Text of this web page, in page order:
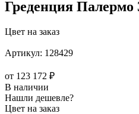
Греденция
Цвет на заказ
Артикул: 128429
от 123 172 ₽
В наличии
Нашли дешевле?
Цвет на заказ